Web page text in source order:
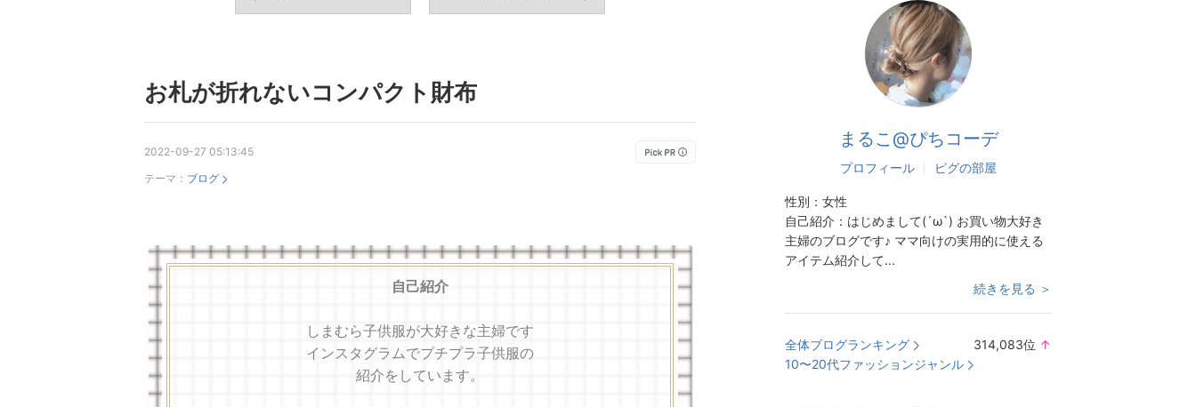
お札が折れないコンパクト財布
2022-09-27 05:13:45
テーマ： ブログ
自己紹介
しまむら子供服が大好きな主婦です
インスタグラムでプチプラ子供服の
紹介をしています。
まるこ@ぴちコーデ
プロフィール ピグの部屋
性別： 女性
自己紹介： はじめまして(´ω`) お買い物大好き
主婦のブログです♪ ママ向けの実用的に使える
アイテム紹介して...
続きを見る ＞
全体ブログランキング 314,083位 ↑
10〜20代ファッションジャンル